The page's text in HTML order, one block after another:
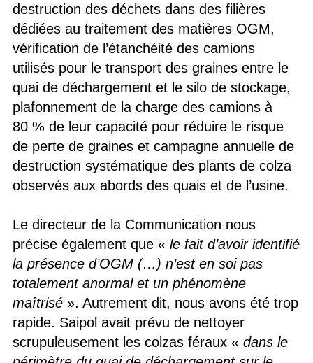
destruction des déchets dans des filières
dédiées au traitement des matières OGM,
vérification de l’étanchéité des camions
utilisés pour le transport des graines entre le
quai de déchargement et le silo de stockage,
plafonnement de la charge des camions à
80 % de leur capacité pour réduire le risque
de perte de graines et campagne annuelle de
destruction systématique des plants de colza
observés aux abords des quais et de l’usine.
Le directeur de la Communication nous
précise également que « le fait d’avoir identifié
la présence d’OGM (…) n’est en soi pas
totalement anormal et un phénomène
maîtrisé». Autrement dit, nous avons été trop
rapide. Saipol avait prévu de nettoyer
scrupuleusement les colzas féraux « dans le